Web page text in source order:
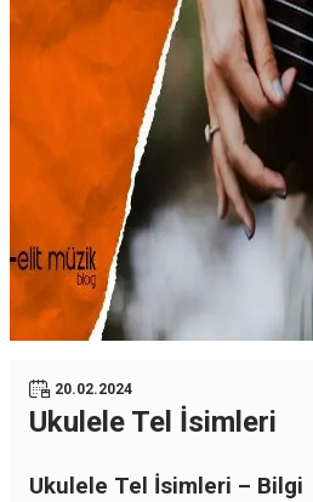
20.02.2024
Ukulele Tel İsimleri
Ukulele Tel İsimleri – Bilgi